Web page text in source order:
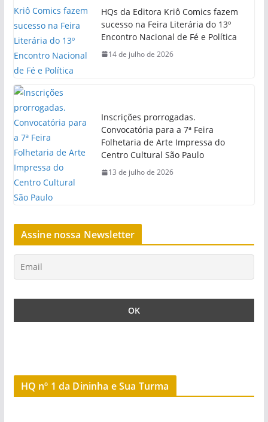
HQs da Editora Kriô Comics fazem
sucesso na Feira Literária do 13º
Encontro Nacional de Fé e Política
14 de julho de 2026
Inscrições prorrogadas.
Convocatória para a 7ª Feira
Folhetaria de Arte Impressa do
Centro Cultural São Paulo
13 de julho de 2026
Assine nossa Newsletter
HQ nº 1 da Dininha e Sua Turma